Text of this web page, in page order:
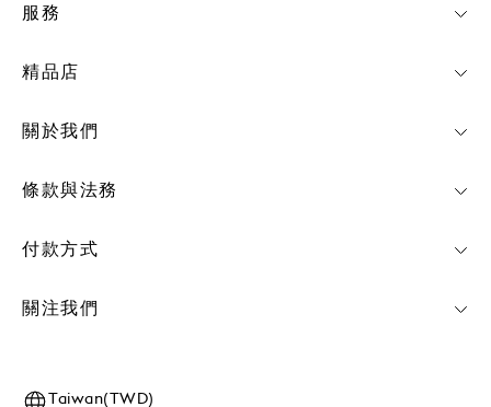
付款方式
關注我們
服務
精品店
關於我們
條款與法務
Taiwan(TWD)